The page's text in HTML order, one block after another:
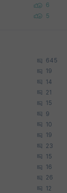
6
5
645
19
14
21
15
9
10
19
23
15
16
26
12